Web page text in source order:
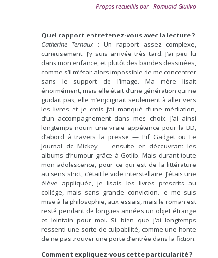
Propos recueillis par Romuald Giulivo
Quel rapport entretenez-vous avec la lecture ?
Catherine Ternaux: Un rapport assez complexe,
curieusement. J’y suis arrivée très tard. J’ai peu lu
dans mon enfance, et plutôt des bandes dessinées,
comme s’il m’était alors impossible de me concentrer
sans le support de l’image. Ma mère lisait
énormément, mais elle était d’une génération qui ne
guidait pas, elle m’enjoignait seulement à aller vers
les livres et je crois j’ai manqué d’une médiation,
d’un accompagnement dans mes choix. J’ai ainsi
longtemps nourri une vraie appétence pour la BD,
d’abord à travers la presse — Pif Gadget ou Le
Journal de Mickey — ensuite en découvrant les
albums d’humour grâce à Gotlib. Mais durant toute
mon adolescence, pour ce qui est de la littérature
au sens strict, c’était le vide interstellaire. J’étais une
élève appliquée, je lisais les livres prescrits au
collège, mais sans grande conviction. Je me suis
mise à la philosophie, aux essais, mais le roman est
resté pendant de longues années un objet étrange
et lointain pour moi. Si bien que j’ai longtemps
ressenti une sorte de culpabilité, comme une honte
de ne pas trouver une porte d’entrée dans la fiction.
Comment expliquez-vous cette particularité ?